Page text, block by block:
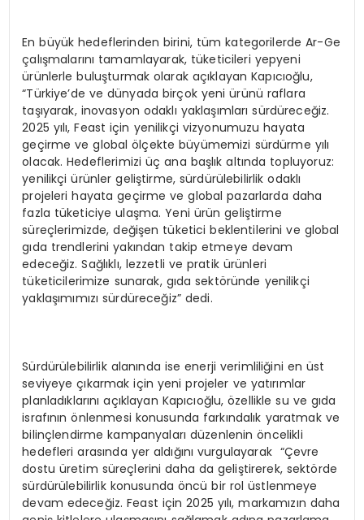
En büyük hedeflerinden birini, tüm kategorilerde Ar-Ge
çalışmalarını tamamlayarak, tüketicileri yepyeni
ürünlerle buluşturmak olarak açıklayan Kapıcıoğlu,
“Türkiye’de ve dünyada birçok yeni ürünü raflara
taşıyarak, inovasyon odaklı yaklaşımları sürdüreceğiz.
2025 yılı, Feast için yenilikçi vizyonumuzu hayata
geçirme ve global ölçekte büyümemizi sürdürme yılı
olacak. Hedeflerimizi üç ana başlık altında topluyoruz:
yenilikçi ürünler geliştirme, sürdürülebilirlik odaklı
projeleri hayata geçirme ve global pazarlarda daha
fazla tüketiciye ulaşma. Yeni ürün geliştirme
süreçlerimizde, değişen tüketici beklentilerini ve global
gıda trendlerini yakından takip etmeye devam
edeceğiz. Sağlıklı, lezzetli ve pratik ürünleri
tüketicilerimize sunarak, gıda sektöründe yenilikçi
yaklaşımımızı sürdüreceğiz” dedi.
Sürdürülebilirlik alanında ise enerji verimliliğini en üst
seviyeye çıkarmak için yeni projeler ve yatırımlar
planladıklarını açıklayan Kapıcıoğlu, özellikle su ve gıda
israfının önlenmesi konusunda farkındalık yaratmak ve
bilinçlendirme kampanyaları düzenlenin öncelikli
hedefleri arasında yer aldığını vurgulayarak “Çevre
dostu üretim süreçlerini daha da geliştirerek, sektörde
sürdürülebilirlik konusunda öncü bir rol üstlenmeye
devam edeceğiz. Feast için 2025 yılı, markamızın daha